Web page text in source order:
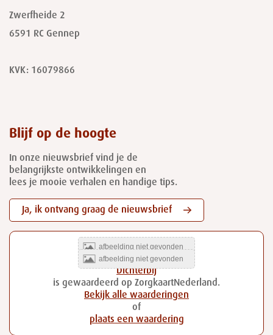
Zwerfheide 2
6591 RC Gennep
KVK: 16079866
Blijf op de hoogte
In onze nieuwsbrief vind je de
belangrijkste ontwikkelingen en
lees je mooie verhalen en handige tips.
Ja, ik ontvang graag de nieuwsbrief
Dichterbij
is gewaardeerd op ZorgkaartNederland.
Bekijk alle waarderingen
of
plaats een waardering